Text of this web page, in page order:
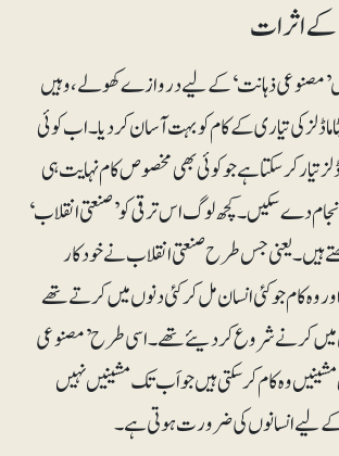
اثرات
’مصنوعی ذہانت‘ کے لیے دروازے کھولے، وہیں
ماڈلز کی تیاری کے کام کو بہت آسان کردیا۔ اب کوئی
تیار کرسکتا ہے جو کوئی بھی مخصوص کام نہایت ہی
دے سکیں۔ کچھ لوگ اس ترقی کو ’صنعتی انقلاب‘
ہیں۔ یعنی جس طرح صنعتی انقلاب نے خودکار
وہ کام جو کئی انسان مل کر کئی دنوں میں کرتے تھے
میں کرنے شروع کردیئے تھے۔ اسی طرح ’مصنوعی
وہ کام کرسکتی ہیں جو اَب تک مشینیں نہیں
لیے انسانوں کی ضرورت ہوتی ہے ۔